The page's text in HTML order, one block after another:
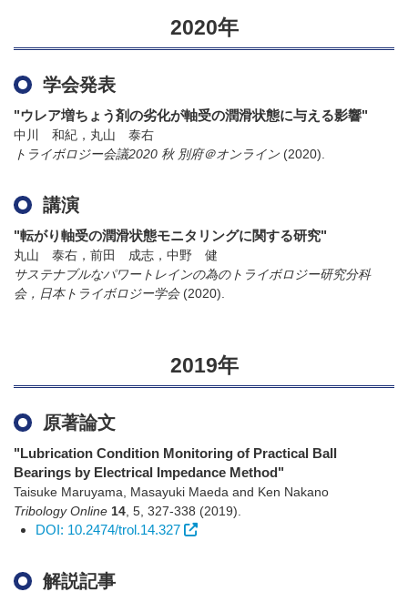
2020年
学会発表
"ウレア増ちょう剤の劣化が軸受の潤滑状態に与える影響"
中川 和紀，丸山 泰右
トライボロジー会議2020 秋 別府＠オンライン (2020)
講演
"転がり軸受の潤滑状態モニタリングに関する研究"
丸山 泰右，前田 成志，中野 健
サステナブルなパワートレインの為のトライボロジー研究分科
会，日本トライボロジー学会 (2020)
2019年
原著論文
"Lubrication Condition Monitoring of Practical Ball
Bearings by Electrical Impedance Method"
Taisuke Maruyama, Masayuki Maeda and Ken Nakano
Tribology Online 14 5 327-338 (2019)
DOI: 10.2474/trol.14.327
解説記事